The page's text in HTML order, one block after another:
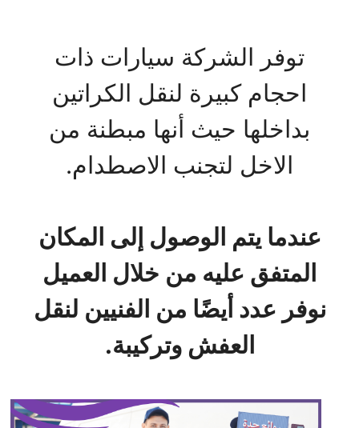
توفر الشركة سيارات ذات
احجام كبيرة لنقل الكراتين
بداخلها حيث أنها مبطنة من
الاخل لتجنب الاصطدام.
عندما يتم الوصول إلى المكان
المتفق عليه من خلال العميل
نوفر عدد أيضًا من الفنيين لنقل
العفش وتركيبة.